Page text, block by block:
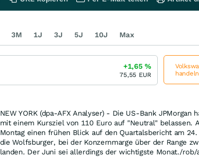
NEW YORK (dpa-AFX Analyser) - Die US-Bank
mit einem Kursziel von 110 Euro auf "Neutral" belassen.
Montag einen frühen Blick auf den Quartalsbericht am
die Wolfsburger, bei der Konzernmarge über der Range
landen. Der Juni sei allerdings der wichtigste Monat./rob/
3M 1J 3J 5J 10J Max
+1,65%
75,55 EUR